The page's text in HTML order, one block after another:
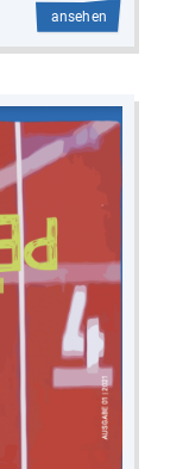
ansehen